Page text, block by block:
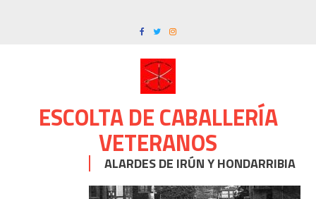
ESCOLTA DE CABALLERÍA
VETERANOS
ALARDES DE IRÚN Y HONDARRIBIA